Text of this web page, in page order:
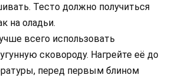
Тесто должно получиться
на оладьи.
всего использовать
сковороду. Нагрейте её до
перед первым блином